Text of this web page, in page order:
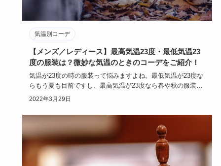
気温別コーデ
【メンズ／レディース】最高気温23度・最低気温23
度の服装は？微妙な気温のときのコーデをご紹介！
気温が23度の時の服装って悩みますよね。最低気温が23度な
らもう夏も目前ですし、最高気温が23度なら春や秋の服装と
いうこと…
2022年3月29日